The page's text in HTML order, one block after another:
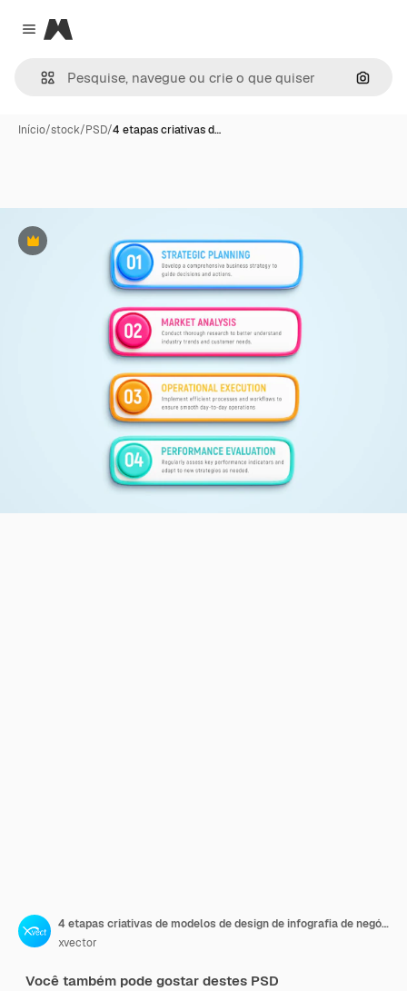
Close menu
Magnific
Início/stock/PSD/4 etapas criativas d…
Premium
4 etapas criativas de modelos de design de infografia de negócios
xvector
Você também pode gostar destes PSD